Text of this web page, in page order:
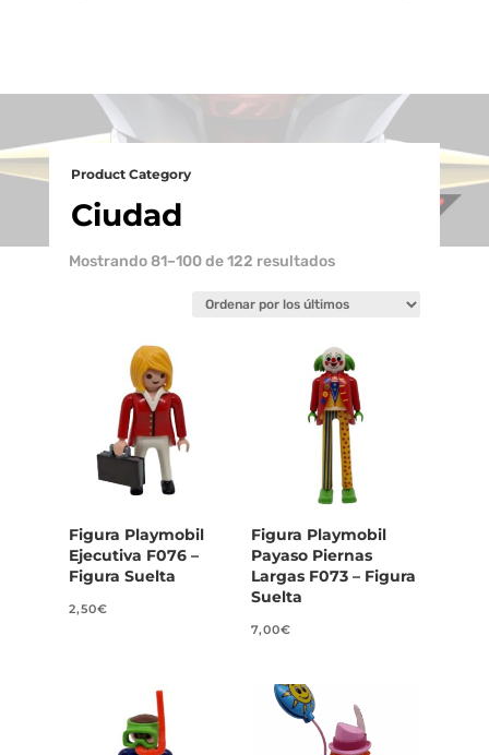
Product Category
Ciudad
Mostrando 81–100 de 122 resultadosOrdenado
últimos
Figura Playmobil
Ejecutiva F076 –
Figura Suelta
2,50€
Figura Playmobil
Payaso Piernas
Largas F073 – Figura
Suelta
7,00€